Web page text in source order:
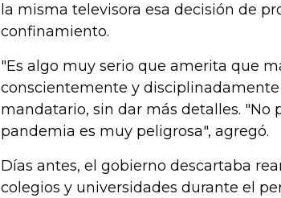
la misma televisora esa decisión de
confinamiento.
"Es algo muy serio que amerita que
conscientemente y disciplinadamente
mandatario, sin dar más detalles. "No
pandemia es muy peligrosa", agregó.
Días antes, el gobierno descartaba
colegios y universidades durante el